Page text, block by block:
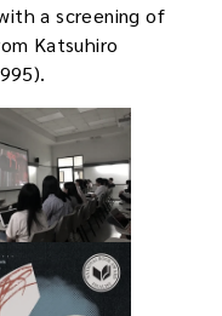
a screening of
Katsuhiro